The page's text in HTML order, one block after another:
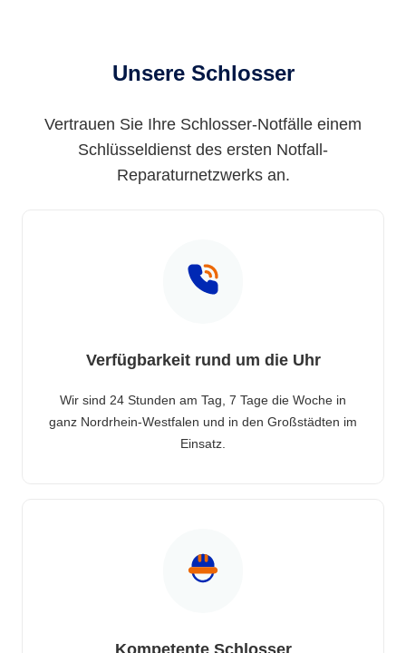
Unsere Schlosser
Vertrauen Sie Ihre Schlosser-Notfälle einem
Schlüsseldienst des ersten Notfall-
Reparaturnetzwerks an.
Verfügbarkeit rund um die Uhr
Wir sind 24 Stunden am Tag, 7 Tage die Woche in
ganz Nordrhein-Westfalen und in den Großstädten im
Einsatz.
Kompetente Schlosser